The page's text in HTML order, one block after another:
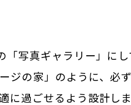
写真ギャラリー」にし
ジの家」のように、必
に過ごせるよう設計し